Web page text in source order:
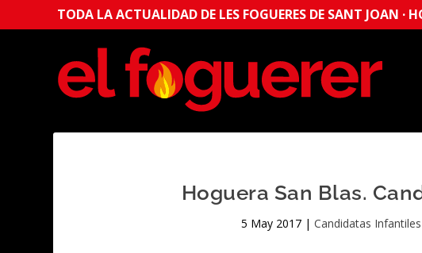
TODA LA ACTUALIDAD DE LES FOGUERES DE SANT JOAN ·
Hoguera San Blas.
5 May 2017 |Candidatas